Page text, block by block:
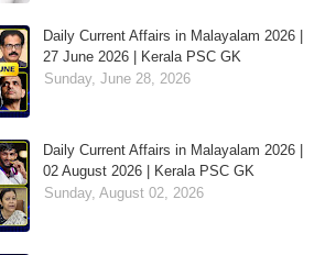
Daily Current Affairs in Malayalam 2026 |
27 June 2026 | Kerala PSC GK
Sunday, June 28, 2026
Daily Current Affairs in Malayalam 2026 |
02 August 2026 | Kerala PSC GK
Sunday, August 02, 2026